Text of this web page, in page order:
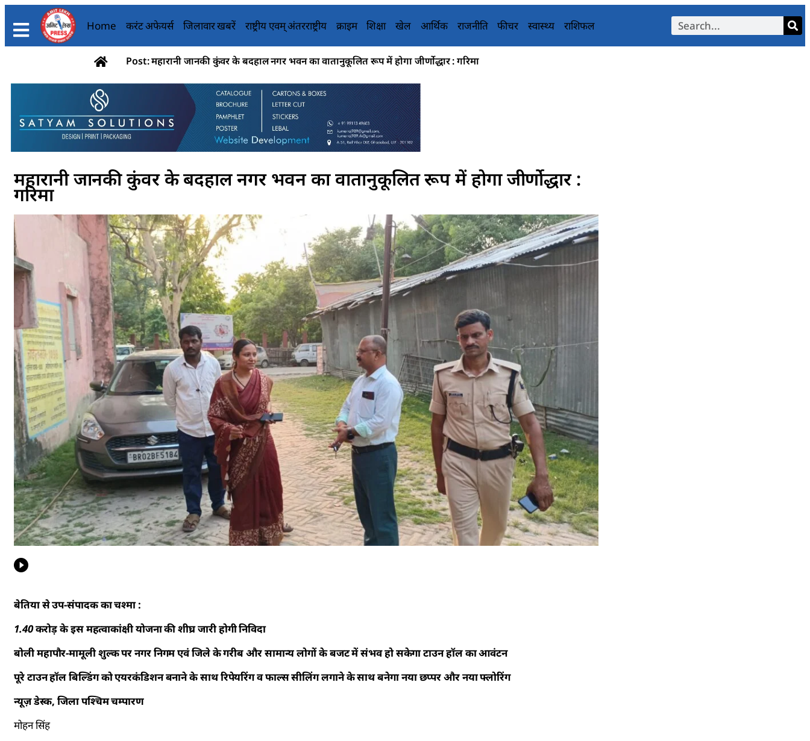
Home करंट अफेयर्स जिलावार खबरें राष्ट्रीय एवम् अंतरराष्ट्रीय क्राइम शिक्षा खेल आर्थिक राजनीति फीचर स्वास्थ्य राशिफल
Post: महारानी जानकी कुंवर के बदहाल नगर भवन का वातानुकूलित रूप में होगा जीर्णोद्धार : गरिमा
महारानी जानकी कुंवर के बदहाल नगर भवन का वातानुकूलित रूप में होगा जीर्णोद्धार :
गरिमा
बेतिया से उप-संपादक का चश्मा :
1.40 करोड़ के इस महत्वाकांक्षी योजना की शीघ्र जारी होगी निविदा
बोली महापौर-मामूली शुल्क पर नगर निगम एवं जिले के गरीब और सामान्य लोगों के बजट में संभव हो सकेगा टाउन हॉल का आवंटन
पूरे टाउन हॉल बिल्डिंग को एयरकंडिशन बनाने के साथ रिपेयरिंग व फाल्स सीलिंग लगाने के साथ बनेगा नया छप्पर और नया फ्लोरिंग
न्यूज़ डेस्क, जिला पश्चिम चम्पारण
मोहन सिंह